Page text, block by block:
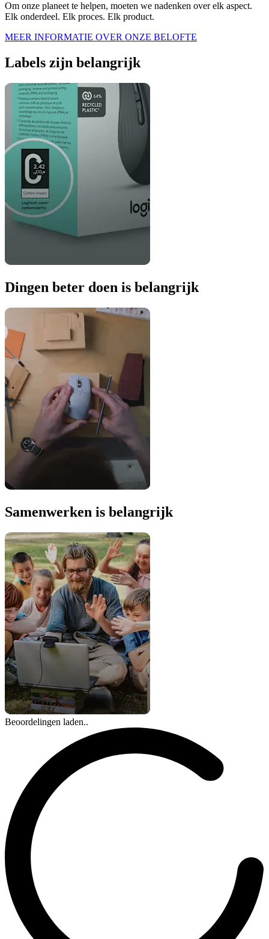
Om onze planeet te helpen, moeten we nadenken over elk aspect.
Elk onderdeel. Elk proces. Elk product.
MEER INFORMATIE OVER ONZE BELOFTE
Labels zijn belangrijk
Dingen beter doen is belangrijk
Samenwerken is belangrijk
Beoordelingen laden..